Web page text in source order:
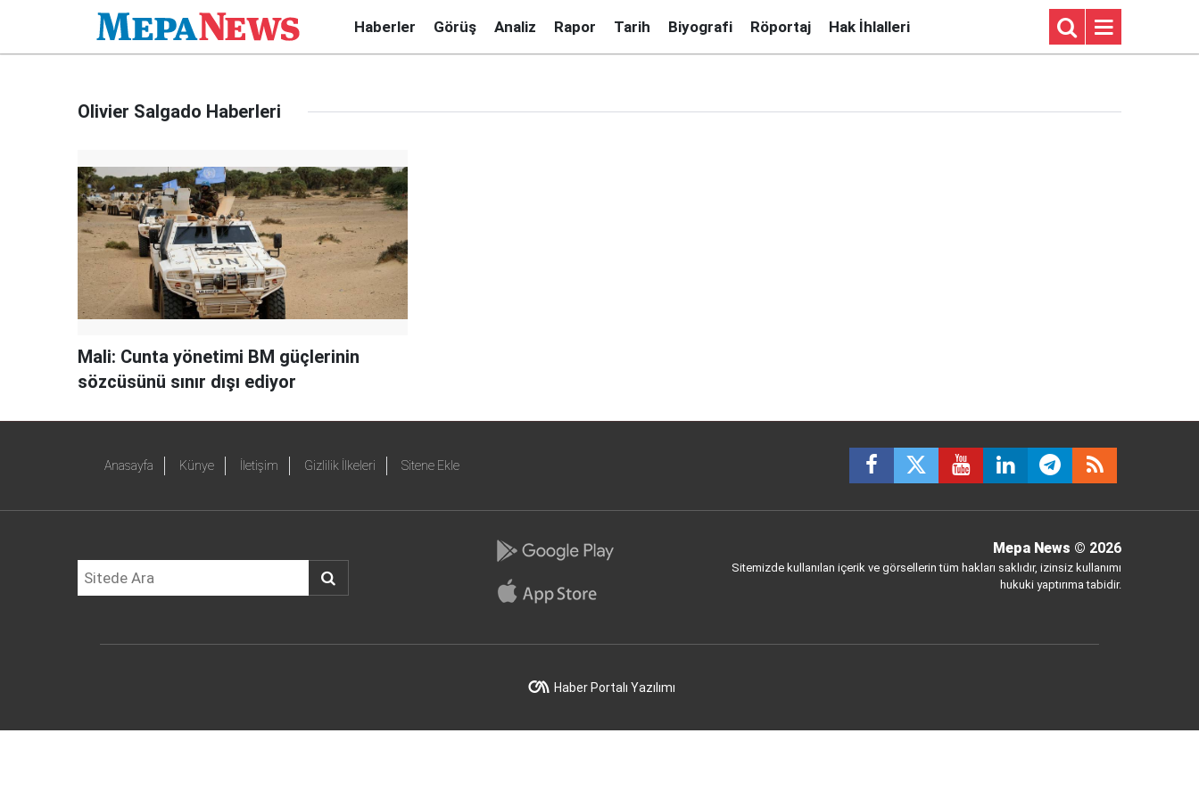
Haberler Görüş Analiz Rapor Tarih Biyografi Röportaj Hak İhlalleri
Olivier Salgado Haberleri
Mali: Cunta yönetimi BM güçlerinin
sözcüsünü sınır dışı ediyor
Anasayfa Künye İletişim Gizlilik İlkeleri Sitene Ekle
Mepa News © 2026
Sitemizde kullanılan içerik ve görsellerin tüm hakları saklıdır, izinsiz kullanımı
hukuki yaptırıma tabidir.
Haber Portalı Yazılımı